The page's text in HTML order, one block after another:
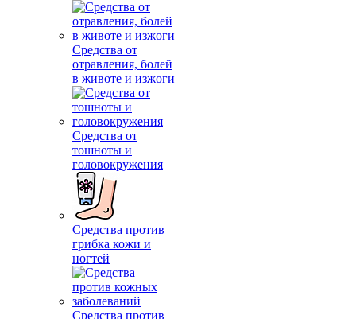
Средства от
отравления, болей
в животе и изжоги
Средства от
тошноты и
головокружения
Средства против
грибка кожи и
ногтей
Средства против